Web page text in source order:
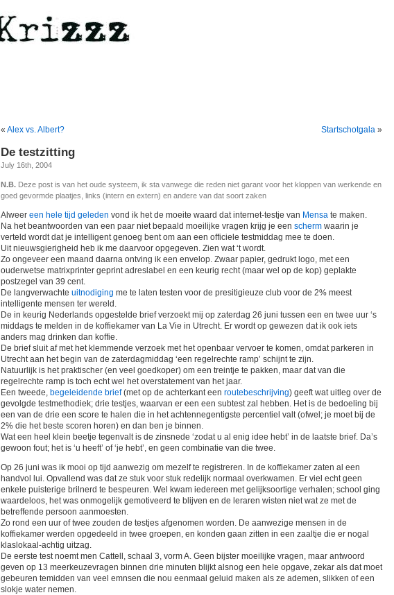
« Alex vs. Albert? Startschotgala »
De testzitting
July 16th, 2004
N.B. Deze post is van het oude systeem, ik sta vanwege die reden niet garant voor het kloppen van werkende en
goed gevormde plaatjes, links (intern en extern) en andere van dat soort zaken
Alweer een hele tijd geleden vond ik het de moeite waard dat internet-testje van Mensa te maken.
Na het beantwoorden van een paar niet bepaald moeilijke vragen krijg je een scherm waarin je
verteld wordt dat je intelligent genoeg bent om aan een officiele testmiddag mee te doen.
Uit nieuwsgierigheid heb ik me daarvoor opgegeven. Zien wat ‘t wordt.
Zo ongeveer een maand daarna ontving ik een envelop. Zwaar papier, gedrukt logo, met een
ouderwetse matrixprinter geprint adreslabel en een keurig recht (maar wel op de kop) geplakte
postzegel van 39 cent.
De langverwachte uitnodiging me te laten testen voor de presitigieuze club voor de 2% meest
intelligente mensen ter wereld.
De in keurig Nederlands opgestelde brief verzoekt mij op zaterdag 26 juni tussen een en twee uur ‘s
middags te melden in de koffiekamer van La Vie in Utrecht. Er wordt op gewezen dat ik ook iets
anders mag drinken dan koffie.
De brief sluit af met het klemmende verzoek met het openbaar vervoer te komen, omdat parkeren in
Utrecht aan het begin van de zaterdagmiddag ‘een regelrechte ramp’ schijnt te zijn.
Natuurlijk is het praktischer (en veel goedkoper) om een treintje te pakken, maar dat van die
regelrechte ramp is toch echt wel het overstatement van het jaar.
Een tweede, begeleidende brief(met op de achterkant een routebeschrijving) geeft wat uitleg over de
gevolgde testmethodiek; drie testjes, waarvan er een een subtest zal hebben. Het is de bedoeling bij
een van de drie een score te halen die in het achtennegentigste percentiel valt (ofwel; je moet bij de
2% die het beste scoren horen) en dan ben je binnen.
Wat een heel klein beetje tegenvalt is de zinsnede ‘zodat u al enig idee hebt’ in de laatste brief. Da’s
gewoon fout; het is ‘u heeft’ of ‘je hebt’, en geen combinatie van die twee.
Op 26 juni was ik mooi op tijd aanwezig om mezelf te registreren. In de koffiekamer zaten al een
handvol lui. Opvallend was dat ze stuk voor stuk redelijk normaal overkwamen. Er viel echt geen
enkele puisterige brilnerd te bespeuren. Wel kwam iedereen met gelijksoortige verhalen; school ging
waardeloos, het was onmogelijk gemotiveerd te blijven en de leraren wisten niet wat ze met de
betreffende persoon aanmoesten.
Zo rond een uur of twee zouden de testjes afgenomen worden. De aanwezige mensen in de
koffiekamer werden opgedeeld in twee groepen, en konden gaan zitten in een zaaltje die er nogal
klaslokaal-achtig uitzag.
De eerste test noemt men Cattell, schaal 3, vorm A. Geen bijster moeilijke vragen, maar antwoord
geven op 13 meerkeuzevragen binnen drie minuten blijkt alsnog een hele opgave, zekar als dat moet
gebeuren temidden van veel emnsen die nou eenmaal geluid maken als ze ademen, slikken of een
slokje water nemen.